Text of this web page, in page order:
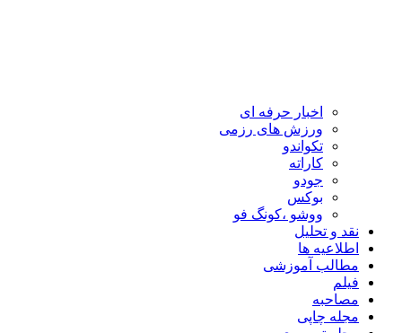
اخبار حرفه ای
ورزش های رزمی
تکواندو
کاراته
جودو
بوکس
ووشو ،کونگ فو
نقد و تحلیل
اطلاعیه ها
مطالب آموزشی
فیلم
مصاحبه
مجله چاپی